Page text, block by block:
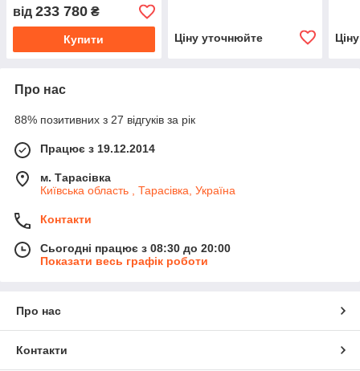
від 233 780 ₴
Купити Ціну уточнюйте
Про нас
88% позитивних з 27 відгуків за рік
Працює з 19.12.2014
м. Тарасівка
Київська область , Тарасівка, Україна
Контакти
Сьогодні працює з 08:30 до 20:00
Показати весь графік роботи
Про нас
Контакти